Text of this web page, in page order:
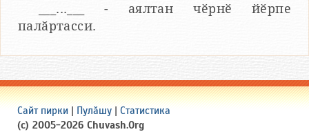
___...___ - аялтан чӗрнӗ йӗрпе
палӑртасси.
Сайт пирки | Пулӑшу | Статистика
(c) 2005-2026 Chuvash.Org